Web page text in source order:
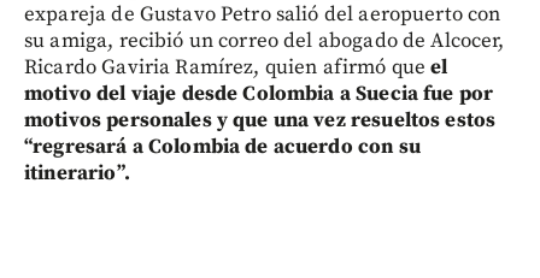
expareja de Gustavo Petro salió del aeropuerto con
su amiga, recibió un correo del abogado de Alcocer,
Ricardo Gaviria Ramírez, quien afirmó queel
motivo del viaje desde Colombia a Suecia fue por
motivos personales y que una vez resueltos estos
“regresará a Colombia de acuerdo con su
itinerario”.